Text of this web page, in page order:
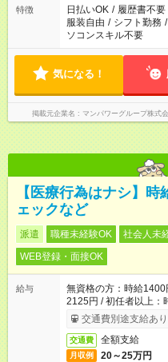
特徴 日払いOK / 履歴書不要
服装自由 / シフト勤務 /
ソコンスキル不要
気になる！
掲載元企業名 マンパワーグループ株式
【医療行為はナシ】
ェックなど
派遣 職種未経験OK 社会人未
WEB登録・面接OK
給与
無資格の方：時給
2125円 / 初任者以上：
交通費別途支給あり
交通費 全額支給
月収例 20～25万円